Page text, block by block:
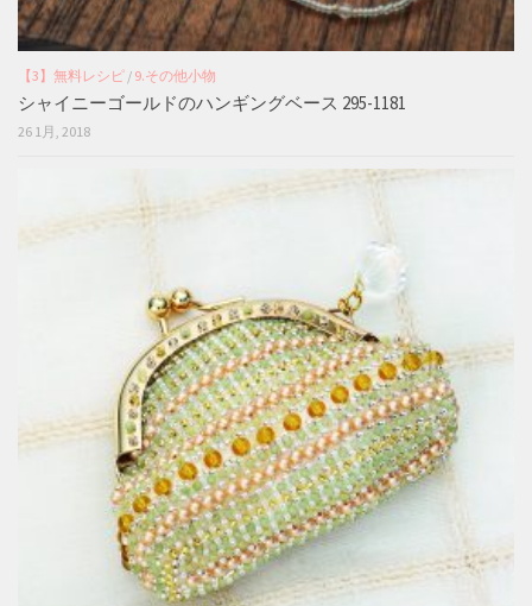
【3】無料レシピ / 9.その他小物
シャイニーゴールドのハンギングベース 295-1181
26 1月, 2018